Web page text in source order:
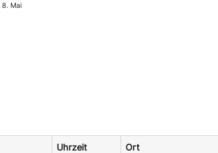
8. Mai
Uhrzeit Ort